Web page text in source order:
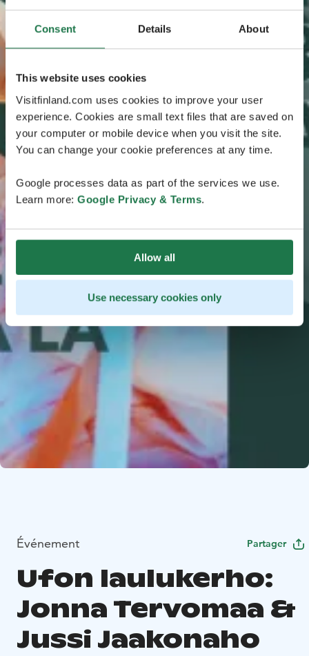
Consent Details About
This website uses cookies
Visitfinland.com uses cookies to improve your user
experience. Cookies are small text files that are saved on
your computer or mobile device when you visit the site.
You can change your cookie preferences at any time.
Google processes data as part of the services we use.
Learn more: Google Privacy & Terms.
Allow all
Use necessary cookies only
Événement Partager
Ufon laulukerho:
Jonna Tervomaa &
Jussi Jaakonaho